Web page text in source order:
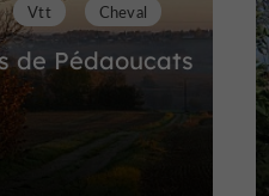
de Pédaoucats
Vtt Cheval